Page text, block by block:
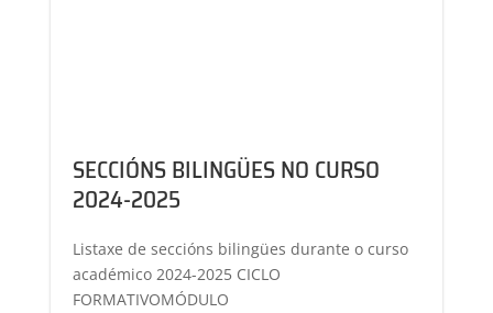
SECCIÓNS BILINGÜES NO CURSO
2024-2025
Listaxe de seccións bilingües durante o curso
académico 2024-2025 CICLO
FORMATIVOMÓDULO